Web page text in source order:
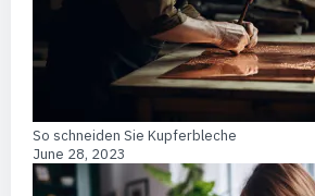
So schneiden Sie Kupferbleche
June 28, 2023